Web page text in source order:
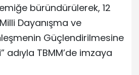
büründürülerek, 12
Dayanışma ve
Güçlendirilmesine
adıyla TBMM’de imzaya